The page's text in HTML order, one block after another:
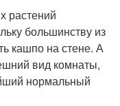
растений
большинству из
кашпо на стене. А
вид комнаты,
нормальный